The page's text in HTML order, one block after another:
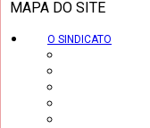
MAPA DO SITE
O SINDICATO